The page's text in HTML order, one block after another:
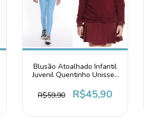
Blusão Atoalhado Infantil
Juvenil Quentinho Unissex
R$59,90
R$45,90